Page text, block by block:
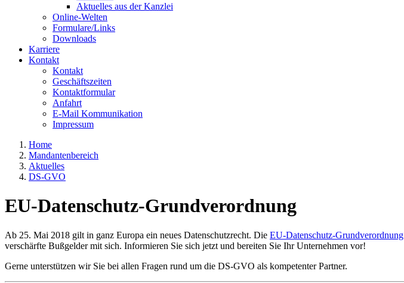
Aktuelles aus der Kanzlei
Online-Welten
Formulare/Links
Downloads
Karriere
Kontakt
Kontakt
Geschäftszeiten
Kontaktformular
Anfahrt
E-Mail Kommunikation
Impressum
Home
Mandantenbereich
Aktuelles
DS-GVO
EU-Datenschutz-Grundverordnung
Ab 25. Mai 2018 gilt in ganz Europa ein neues Datenschutzrecht. Die EU-Datenschutz-Grundverordnung
verschärfte Bußgelder mit sich. Informieren Sie sich jetzt und bereiten Sie Ihr Unternehmen vor!
Gerne unterstützen wir Sie bei allen Fragen rund um die DS-GVO als kompetenter Partner.